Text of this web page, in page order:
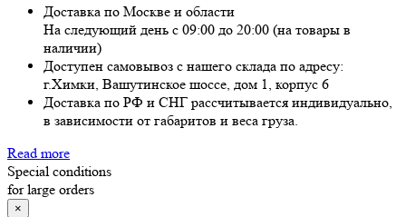
Доставка по Москве и области
На следующий день с 09:00 до 20:00 (на товары в
наличии)
Доступен самовывоз с нашего склада по адресу:
г.Химки, Вашутинское шоссе, дом 1, корпус 6
Доставка по РФ и СНГ рассчитывается индивидуально,
в зависимости от габаритов и веса груза.
Read more
Special conditions
for large orders
×